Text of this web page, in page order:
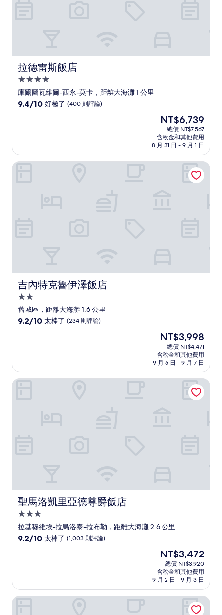
拉德雷斯飯店
拉德雷斯飯店
4.0
星
級
庫爾圖瓦維爾-西永-莫卡，距離大海灘 1 公里
9.4
好
極
9.4/10 好極了 (400 則評論)
現
價
格
為
NT$6,739
NT$6,739
總價 NT$7,567
含稅金和其他費用
8 月 31 日 - 9 月 1 日
吉內特克魯伊澤飯店
吉內特克魯伊澤飯店
2.0
星
級
舊城區，距離大海灘 1.6 公里
9.2
太
棒
9.2/10 太棒了 (234 則評論)
現
價
格
為
NT$3,998
NT$3,998
總價 NT$4,471
含稅金和其他費用
9 月 6 日 - 9 月 7 日
吉內特克魯伊澤飯店
聖馬洛凱里亞德尊爵飯店
聖馬洛凱里亞德尊爵飯店
3.0
星
級
拉基穆維埃-拉烏洛泰-拉布勒，距離大海灘 2.6 公里
9.2
太
棒
9.2/10 太棒了 (1,003 則評論)
現
在
價
格
為
NT$3,472
NT$3,472
總價 NT$3,920
含稅金和其他費用
9 月 2 日 - 9 月 3 日
聖馬洛凱里亞德尊爵飯店
聖馬洛海灘大使館客棧及可麗餅屋與屋頂飯店